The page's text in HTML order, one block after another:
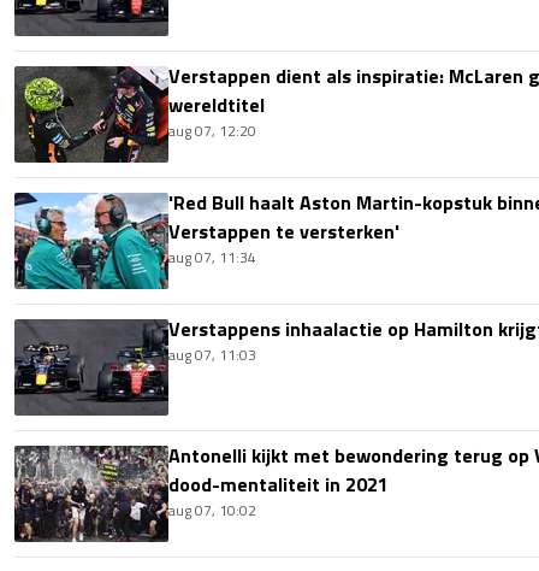
Verstappen dient als inspiratie: McLaren
wereldtitel
aug 07, 12:20
'Red Bull haalt Aston Martin-kopstuk
Verstappen te versterken'
aug 07, 11:34
Verstappens inhaalactie op Hamilton
aug 07, 11:03
Antonelli kijkt met bewondering terug op
dood-mentaliteit in 2021
aug 07, 10:02